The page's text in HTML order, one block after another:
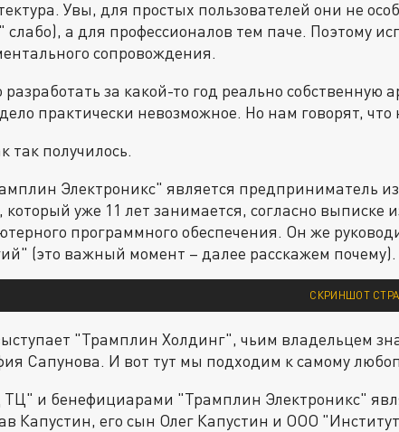
Увы, для простых пользователей они не
а для профессионалов тем паче. Поэтому
сопровождения.
за какой-то год реально собственную
практически невозможное. Но нам говорят, что
так получилось.
Электроникс" является предприниматель
уже 11 лет занимается, согласно выписке
программного обеспечения. Он же
(это важный момент – далее расскажем почему).
СКРИНШОТ
"Трамплин Холдинг", чьим владельцем
Сапунова. И вот тут мы подходим к самому
и бенефициарами "Трамплин Электроникс"
Капустин, его сын Олег Капустин и ООО